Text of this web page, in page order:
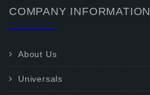
COMPANY INFORMATION
About Us
Universals